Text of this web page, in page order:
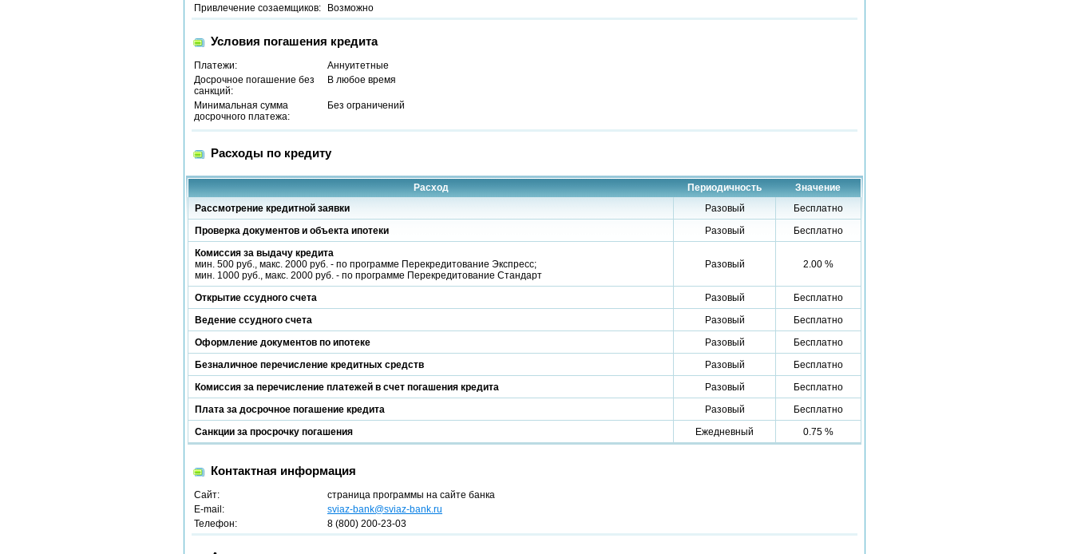
Привлечение созаемщиков:
Возможно
Условия погашения кредита
Платежи:
Аннуитетные
Досрочное погашение без
санкций:
В любое время
Минимальная сумма
досрочного платежа:
Без ограничений
Расходы по кредиту
Расход Периодичность
Значение
Рассмотрение кредитной заявки
Разовый
Бесплатно
Проверка документов и объекта ипотеки
Разовый
Бесплатно
Комиссия за выдачу кредита
мин. 500 руб., макс. 2000 руб. - по программе Перекредитование Экспресс;
мин. 1000 руб., макс. 2000 руб. - по программе Перекредитование Стандарт
Разовый 2.00 %
Открытие ссудного счета Разовый
Бесплатно
Ведение ссудного счета
Разовый
Бесплатно
Оформление документов по ипотеке
Разовый
Бесплатно
Безналичное перечисление кредитных средств
Разовый
Бесплатно
Комиссия за перечисление платежей в счет погашения кредита
Разовый
Бесплатно
Плата за досрочное погашение кредита
Разовый
Бесплатно
Санкции за просрочку погашения
Ежедневный 0.75 %
Контактная информация
Сайт:
страница программы на сайте банка
E-mail:
sviaz-bank@sviaz-bank.ru
Телефон:
8 (800) 200-23-03